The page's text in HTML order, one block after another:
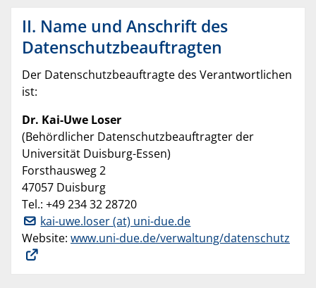
II. Name und Anschrift des
Datenschutzbeauftragten
Der Datenschutzbeauftragte des Verantwortlichen
ist:
Dr. Kai-Uwe Loser
(Behördlicher Datenschutzbeauftragter der
Universität Duisburg-Essen)
Forsthausweg 2
47057 Duisburg
Tel.: +49 234 32 28720
kai-uwe.loser (at) uni-due.de
Website: www.uni-due.de/verwaltung/datenschutz